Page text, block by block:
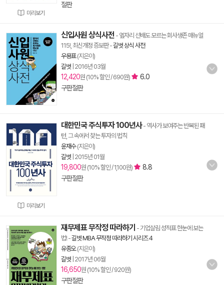
미리보기
절판
신입사원 상식사전 - 옆자리 선배도 모르는 회사생존 매뉴얼
115!, 최신개정 증보판-길벗 상식 사전
우용표(지은이)
길벗 2016년 03월
12,420원 (10% 할인 / 690원)
6.0
구판절판
미리보기
대한민국 주식투자 100년사- 역사가 보여주는 반복된 패
턴, 그 속에서 찾는 투자의 법칙
윤재수(지은이)
길벗 2015년 01월
19,800원 (10% 할인 / 1,100원)
8.8
구판절판
재무제표 무작정 따라하기 - 기업살림 성적표 한눈에 보는
법!-길벗 MBA 무작정 따라하기 시리즈 4
유종오(지은이)
길벗 2017년 06월
16,650원 (10% 할인 / 920원)
구판절판